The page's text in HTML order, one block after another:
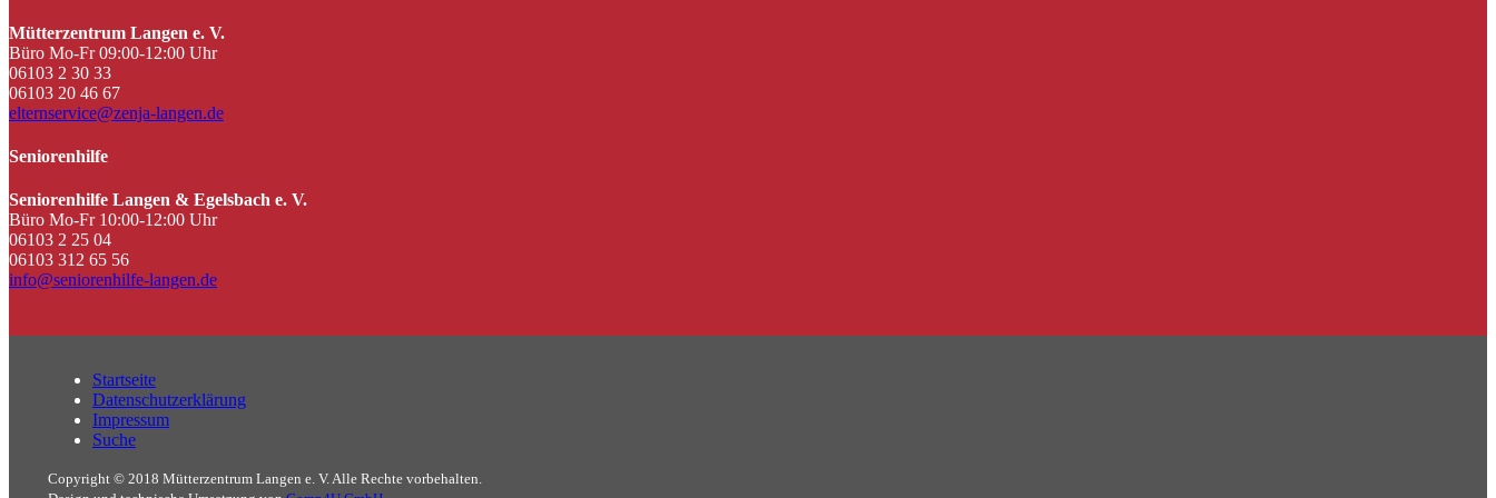
Mütterzentrum Langen e. V.
Büro Mo-Fr 09:00-12:00 Uhr
06103 2 30 33
06103 20 46 67
elternservice@zenja-langen.de
Seniorenhilfe
Seniorenhilfe Langen & Egelsbach e. V.
Büro Mo-Fr 10:00-12:00 Uhr
06103 2 25 04
06103 312 65 56
info@seniorenhilfe-langen.de
Startseite
Datenschutzerklärung
Impressum
Suche
Copyright © 2018 Mütterzentrum Langen e. V. Alle Rechte vorbehalten.